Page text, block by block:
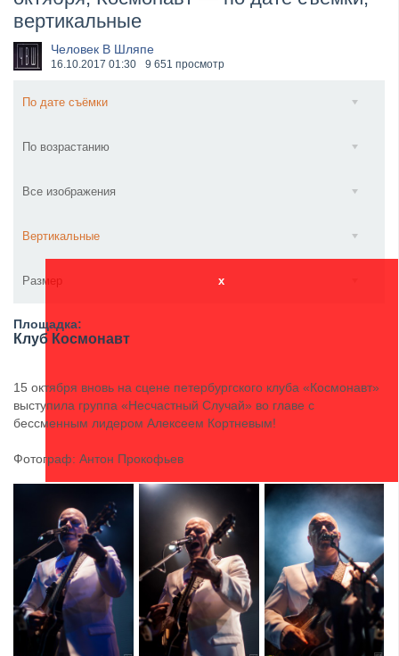
​Anthrax выпустили новый сингл и клип «Everybod...
вертикальные
Человек В Шляпе
16.10.2017 01:30 9 651 просмотр
По дате съёмки
По возрастанию
Все изображения
Вертикальные
Размер x
Площадка:
Клуб Космонавт
15 октября вновь на сцене петербургского клуба «Космонавт»
выступила группа «Несчастный Случай» во главе с
бессменным лидером Алексеем Кортневым!
Фотограф: Антон Прокофьев